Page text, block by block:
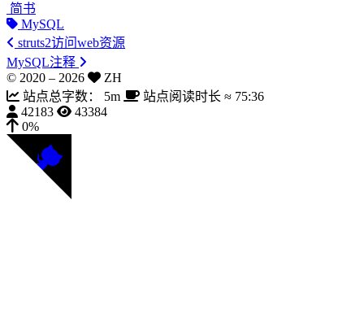
简书
MySQL
struts2访问web资源
MySQL注释
© 2020 – 2026
ZH
站点总字数：
5m 站点阅读时长 ≈ 75:36
42183
43384
0%